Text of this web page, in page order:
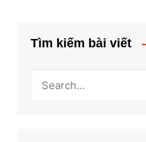
Tìm kiếm bài viết